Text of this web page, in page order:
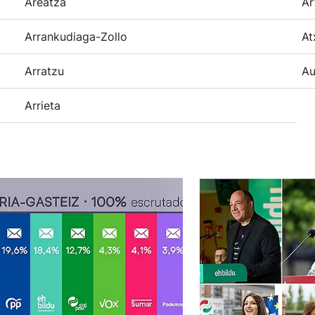
Arrankudiaga-Zollo
Arratzu
Arrieta